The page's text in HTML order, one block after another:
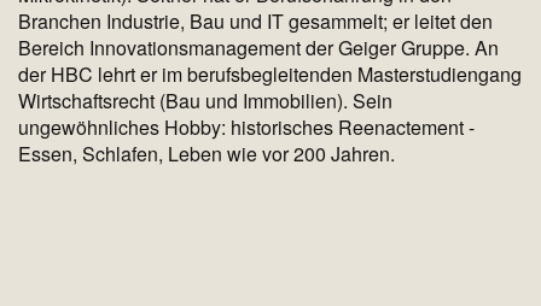
Branchen Industrie, Bau und IT gesammelt; er leitet den
Bereich Innovationsmanagement der Geiger Gruppe. An
der HBC lehrt er im berufsbegleitenden Masterstudiengang
Wirtschaftsrecht (Bau und Immobilien). Sein
ungewöhnliches Hobby: historisches Reenactement -
Essen, Schlafen, Leben wie vor 200 Jahren.